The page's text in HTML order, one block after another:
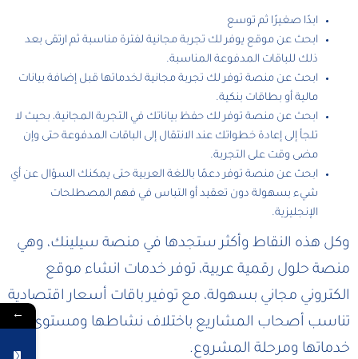
ابدًا صغيرًا ثم توسع
ابحث عن موقع يوفر لك تجربة مجانية لفترة مناسبة ثم ارتقى بعد
ذلك للباقات المدفوعة المناسبة.
ابحث عن منصة توفر لك تجربة مجانية لخدماتها قبل إضافة بيانات
مالية أو بطاقات بنكية.
ابحث عن منصة توفر لك حفظ بياناتك في التجربة المجانية، بحيث لا
تلجأ إلى إعادة خطواتك عند الانتقال إلى الباقات المدفوعة حتى وإن
مضى وقت على التجربة.
ابحث عن منصة توفر دعمًا باللغة العربية حتى يمكنك السؤال عن أي
شيء بسهولة دون تعقيد أو التباس في فهم المصطلحات
الإنجليزية.
وكل هذه النقاط وأكثر ستجدها في منصة سيلينك، وهي
منصة حلول رقمية عربية، توفر خدمات انشاء موقع
الكتروني مجاني بسهولة، مع توفير باقات أسعار اقتصادية
تناسب أصحاب المشاريع باختلاف نشاطها ومستوى
خدماتها ومرحلة المشروع.
←